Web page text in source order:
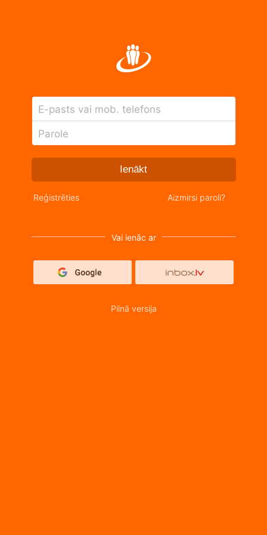
E-pasts vai mob. telefons
Parole
Ienākt
Reģistrēties Aizmirsi paroli?
Vai ienāc ar
Pilnā versija